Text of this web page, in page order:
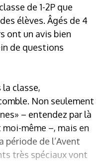
de 1-2P que
élèves. Âgés de 4
ont un avis bien
de questions
classe,
Non seulement
– entendez par là
même –, mais en
période de l’Avent
très spéciaux vont